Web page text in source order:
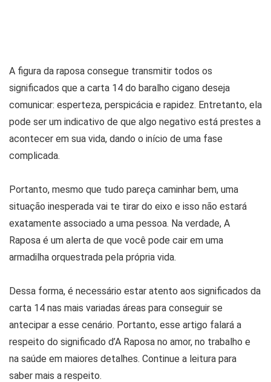
A figura da raposa consegue transmitir todos os
significados que a carta 14 do baralho cigano deseja
comunicar: esperteza, perspicácia e rapidez. Entretanto, ela
pode ser um indicativo de que algo negativo está prestes a
acontecer em sua vida, dando o início de uma fase
complicada.
Portanto, mesmo que tudo pareça caminhar bem, uma
situação inesperada vai te tirar do eixo e isso não estará
exatamente associado a uma pessoa. Na verdade, A
Raposa é um alerta de que você pode cair em uma
armadilha orquestrada pela própria vida.
Dessa forma, é necessário estar atento aos significados da
carta 14 nas mais variadas áreas para conseguir se
antecipar a esse cenário. Portanto, esse artigo falará a
respeito do significado d’A Raposa no amor, no trabalho e
na saúde em maiores detalhes. Continue a leitura para
saber mais a respeito.